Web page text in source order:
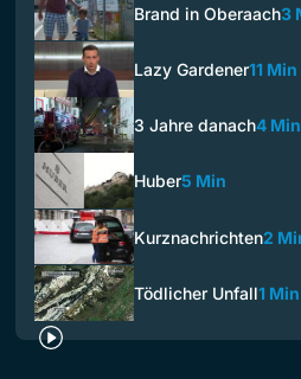
Brand in Oberaach3
Lazy Gardener11 Min
3 Jahre danach4 Min
Huber5 Min
Kurznachrichten2
Tödlicher Unfall1 Min